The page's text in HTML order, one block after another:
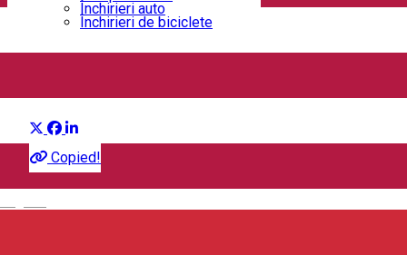
Închirieri auto
Închirieri de biciclete
The Wild Robot
Distribuie
Copied!
Film